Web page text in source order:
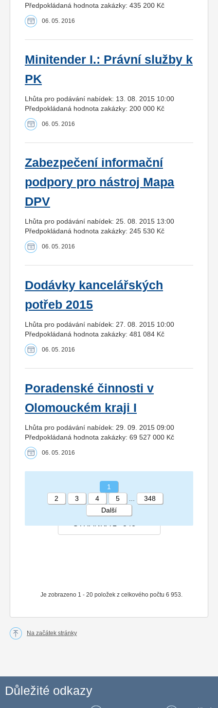
Předpokládaná hodnota zakázky: 435 200 Kč
06. 05. 2016
Minitender I.: Právní služby k
PK
Lhůta pro podávání nabídek: 13. 08. 2015 10:00
Předpokládaná hodnota zakázky: 200 000 Kč
06. 05. 2016
Zabezpečení informační
podpory pro nástroj Mapa
DPV
Lhůta pro podávání nabídek: 25. 08. 2015 13:00
Předpokládaná hodnota zakázky: 245 530 Kč
06. 05. 2016
Dodávky kancelářských
potřeb 2015
Lhůta pro podávání nabídek: 27. 08. 2015 10:00
Předpokládaná hodnota zakázky: 481 084 Kč
06. 05. 2016
Poradenské činnosti v
Olomouckém kraji I
Lhůta pro podávání nabídek: 29. 09. 2015 09:00
Předpokládaná hodnota zakázky: 69 527 000 Kč
06. 05. 2016
Je zobrazeno 1 - 20 položek z celkového počtu 6 953.
1
2
3 4 5
348
Další
Na začátek stránky
Důležité odkazy